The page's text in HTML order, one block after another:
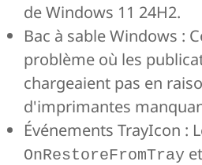
de Windows 11 24H2.
Bac à sable Windows :
problème où les
chargeaient pas en
d'imprimantes
Événements TrayIcon :
OnRestoreFromTray et